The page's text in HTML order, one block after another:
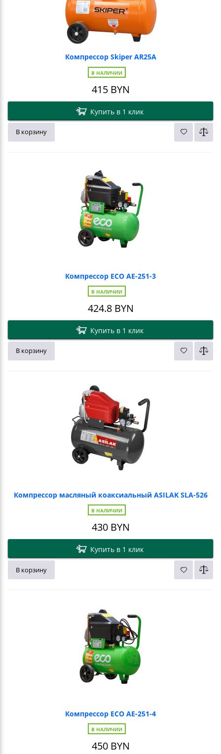
Компрессор Skiper AR25A
В НАЛИЧИИ
415BYN
Купить в 1 клик
В корзину
Компрессор ECO AE-251-3
В НАЛИЧИИ
424.8BYN
Купить в 1 клик
В корзину
Компрессор масляный коаксиальный ASILAK SLA-526
В НАЛИЧИИ
430BYN
Купить в 1 клик
В корзину
Компрессор ECO AE-251-4
В НАЛИЧИИ
450BYN